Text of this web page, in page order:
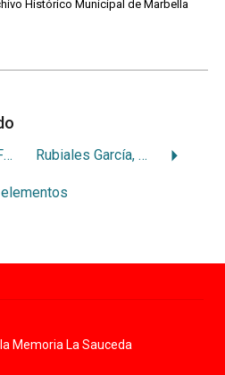
Histórico Municipal de Marbella
Rubiales García, Francisca Rubiales García, Pedro
Memoria La Sauceda